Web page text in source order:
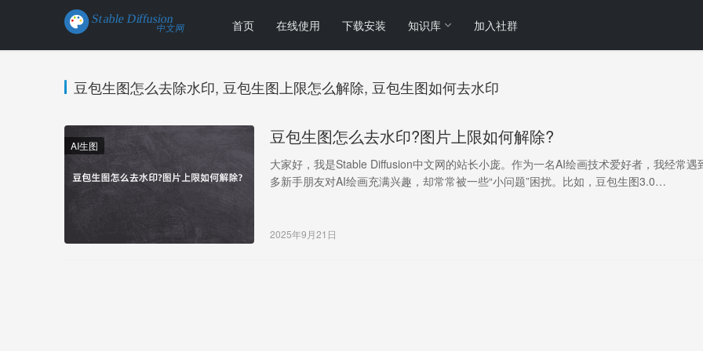
首页 在线使用 下载安装 知识库 加入社群
豆包生图怎么去除水印, 豆包生图上限怎么解除, 豆包生图如何去水印
AI生图 豆包生图怎么去水印?图片上限如何解除?
大家好，我是Stable Diffusion中文网的站长小庞。作为一名AI绘画技术爱好者，我经常遇
多新手朋友对AI绘画充满兴趣，却常常被一些“小问题”困扰。比如，豆包生图3.0…
2025年9月21日